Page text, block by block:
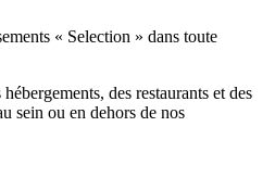
« Selection » dans toute
des restaurants et des
sein ou en dehors de nos